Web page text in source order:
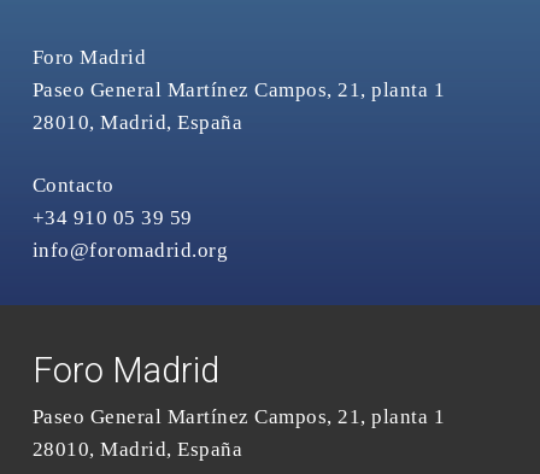
Foro Madrid
Paseo General Martínez Campos, 21, planta 1
28010, Madrid, España
Contacto
+34 910 05 39 59
info@foromadrid.org
Foro Madrid
Paseo General Martínez Campos, 21, planta 1
28010, Madrid, España